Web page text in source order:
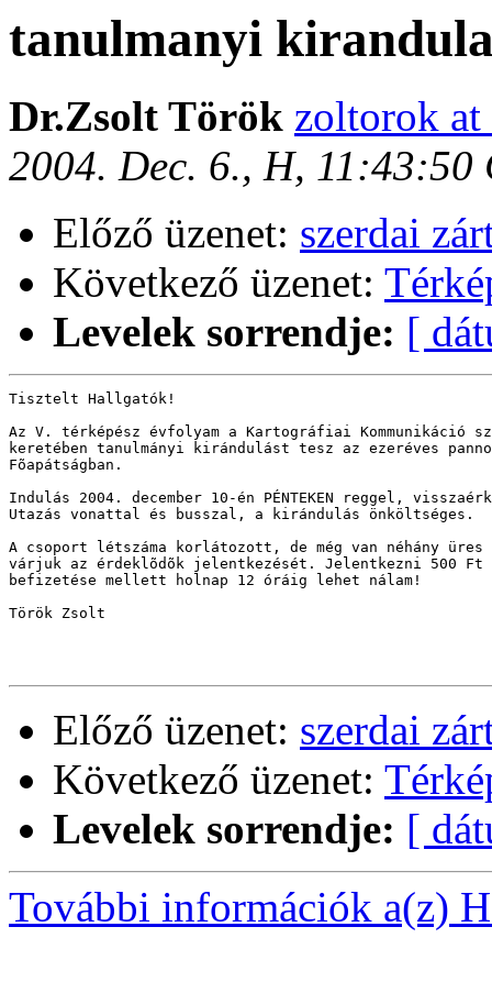
tanulmanyi
Dr.Zsolt Török zoltorok at
2004. Dec. 6., H, 11:43:50
Előző üzenet: szerdai
Következő üzenet:
Levelek sorrendje: [
Tisztelt Hallgatók!
Az V. térképész évfolyam a Kartográfiai Kommunikáció
keretében tanulmányi kirándulást tesz az ezeréves
Fõapátságban.
Indulás 2004. december 10-én PÉNTEKEN reggel,
Utazás vonattal és busszal, a kirándulás önköltséges.
A csoport létszáma korlátozott, de még van néhány
várjuk az érdeklõdõk jelentkezését. Jelentkezni 500 Ft
befizetése mellett holnap 12 óráig lehet nálam!
Török Zsolt
Előző üzenet: szerdai
Következő üzenet:
Levelek sorrendje: [
További információk a(z)